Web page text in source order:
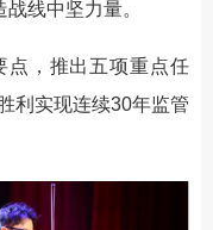
线中坚力量。
，推出五项重点任
利实现连续30年监管